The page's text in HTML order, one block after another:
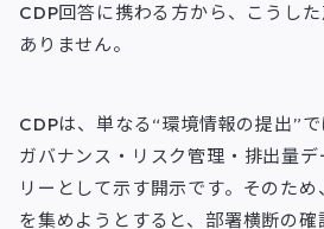
k
CDP回答に携わる方から、こうし
ありません。
CDPは、単なる“環境情報の提出”
ガバナンス・リスク管理・排出量
リーとして示す開示です。そのた
を集めようとすると、部署横断の